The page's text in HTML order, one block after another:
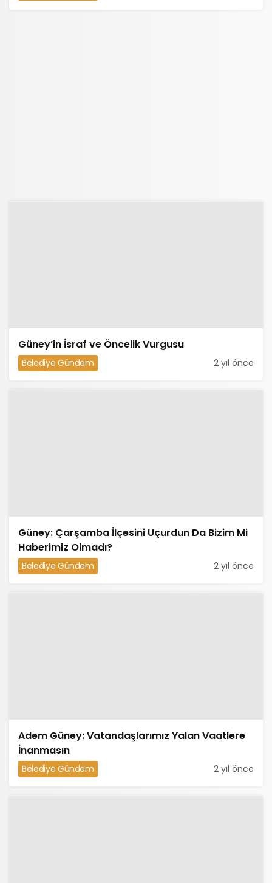
Güney’in İsraf ve Öncelik Vurgusu
Belediye Gündem 2 yıl önce
Güney: Çarşamba İlçesini Uçurdun Da Bizim Mi
Haberimiz Olmadı?
Belediye Gündem 2 yıl önce
Adem Güney: Vatandaşlarımız Yalan Vaatlere
İnanmasın
Belediye Gündem 2 yıl önce